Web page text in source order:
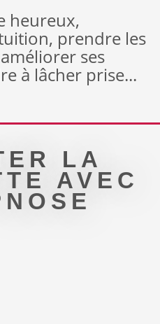
heureux,
prendre les
ses
à lâcher prise...
LA
AVEC